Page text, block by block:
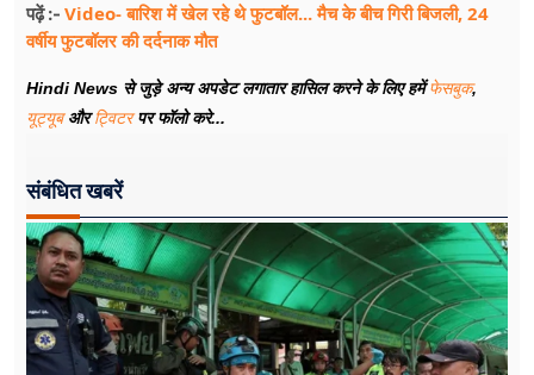
पढ़ें :- Video- बारिश में खेल रहे थे फुटबॉल... मैच के बीच गिरी बिजली, 24
वर्षीय फुटबॉलर की दर्दनाक मौत
Hindi News से जुड़े अन्य अपडेट लगातार हासिल करने के लिए हमेंफेसबुक,
यूट्यूबऔरट्विटरपर फॉलो करे...
संबंधित खबरें